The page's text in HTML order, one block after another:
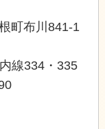
町布川841-1
線334・335